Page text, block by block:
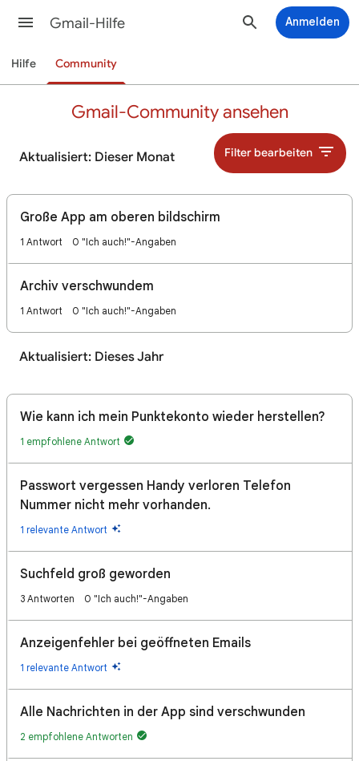
Gmail-Hilfe Anmelden
Hilfe Community
Gmail-Community ansehen
Filter bearbeiten
Aktualisiert: Dieser Monat
Große App am oberen bildschirm
1 Antwort 0 "Ich auch!"-Angaben
Archiv verschwundem
1 Antwort 0 "Ich auch!"-Angaben
Aktualisiert: Dieses Jahr
Wie kann ich mein Punktekonto wieder herstellen?
1 empfohlene Antwort
Passwort vergessen Handy verloren Telefon
Nummer nicht mehr vorhanden.
1 relevante Antwort
Suchfeld groß geworden
3 Antworten 0 "Ich auch!"-Angaben
Anzeigenfehler bei geöffneten Emails
1 relevante Antwort
Alle Nachrichten in der App sind verschwunden
2 empfohlene Antworten